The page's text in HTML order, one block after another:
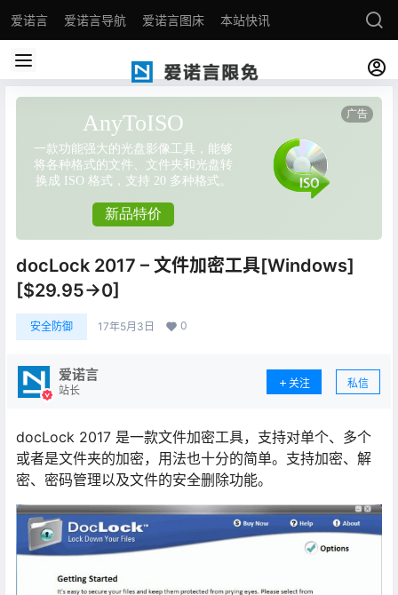
爱诺言 爱诺言导航 爱诺言图床 本站快讯
docLock 2017 – 文件加密工具[Windows]
[$29.95→0]
安全防御 17年5月3日 0
爱诺言
站长
关注 私信
docLock 2017 是一款文件加密工具，支持对单个、多个
或者是文件夹的加密，用法也十分的简单。支持加密、解
密、密码管理以及文件的安全删除功能。